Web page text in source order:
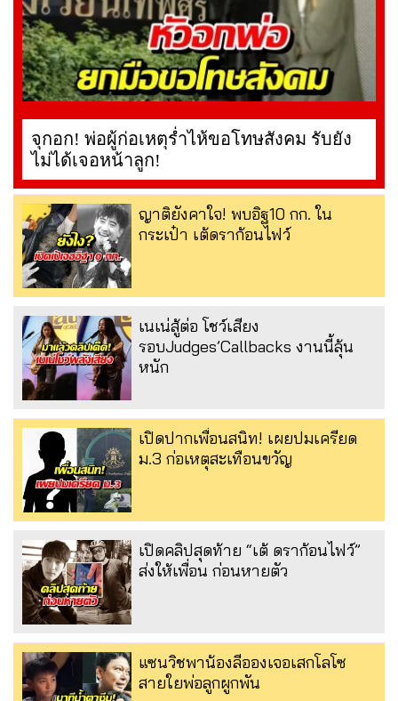
จุกอก! พ่อผู้ก่อเหตุร่ำไห้ขอโทษสังคม รับยัง
ไม่ได้เจอหน้าลูก!
ญาติยังคาใจ! พบอิฐ10 กก. ใน
กระเป๋า เต้ดราก้อนไฟว์
เนเน่สู้ต่อ โชว์เสียง
รอบJudges’Callbacks งานนี้ลุ้น
หนัก
เปิดปากเพื่อนสนิท! เผยปมเครียด
ม.3 ก่อเหตุสะเทือนขวัญ
เปิดคลิปสุดท้าย “เต้ ดราก้อนไฟว์”
ส่งให้เพื่อน ก่อนหายตัว
แซนวิชพาน้องลีอองเจอเสกโลโซ
สายใยพ่อลูกผูกพัน